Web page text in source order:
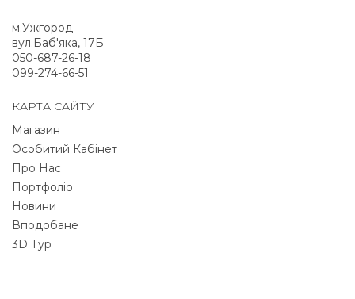
м.Ужгород
вул.Баб'яка, 17Б
050-687-26-18
099-274-66-51
КАРТА САЙТУ
Магазин
Особитий Кабінет
Про Нас
Портфоліо
Новини
Вподобане
3D Тур